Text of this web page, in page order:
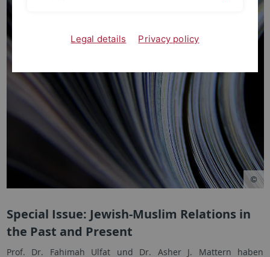
Special Issue: Jewish-Muslim Relations in
the Past and Present
​Prof. Dr. Fahimah Ulfat und Dr. Asher J. Mattern haben
Legal details Privacy policy